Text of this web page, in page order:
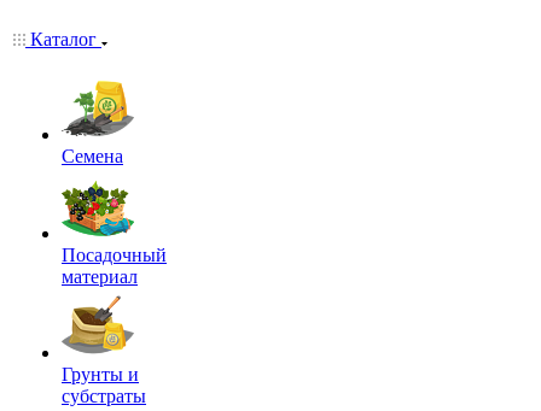
Каталог
Семена
Посадочный
материал
Грунты и
субстраты